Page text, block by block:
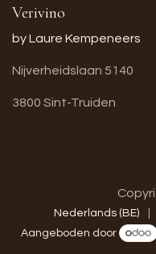
Verivino
by Laure Kempeneers
Nijverheidslaan 5140
3800 Sint-Truiden
Nederlands (BE)
Aangeboden door